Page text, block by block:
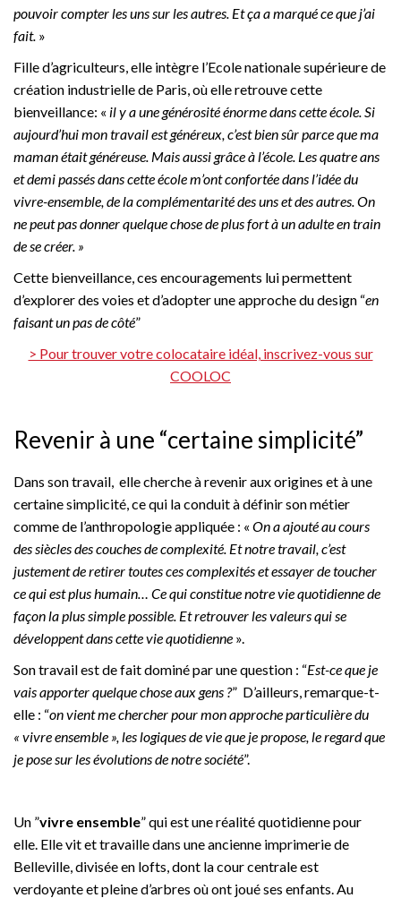
pouvoir compter les uns sur les autres. Et ça a marqué ce que j’ai
fait. »
Fille d’agriculteurs, elle intègre l’Ecole nationale supérieure de
création industrielle de Paris, où elle retrouve cette
bienveillance: « il y a une générosité énorme dans cette école. Si
aujourd’hui mon travail est généreux, c’est bien sûr parce que ma
maman était généreuse. Mais aussi grâce à l’école. Les quatre ans
et demi passés dans cette école m’ont confortée dans l’idée du
vivre-ensemble, de la complémentarité des uns et des autres. On
ne peut pas donner quelque chose de plus fort à un adulte en train
de se créer. »
Cette bienveillance, ces encouragements lui permettent
d’explorer des voies et d’adopter une approche du design “en
faisant un pas de côté”
> Pour trouver votre colocataire idéal, inscrivez-vous sur
COOLOC
Revenir à une “certaine simplicité”
Dans son travail, elle cherche à revenir aux origines et à une
certaine simplicité, ce qui la conduit à définir son métier
comme de l’anthropologie appliquée : « On a ajouté au cours
des siècles des couches de complexité. Et notre travail, c’est
justement de retirer toutes ces complexités et essayer de toucher
ce qui est plus humain… Ce qui constitue notre vie quotidienne de
façon la plus simple possible. Et retrouver les valeurs qui se
développent dans cette vie quotidienne ».
Son travail est de fait dominé par une question : “Est-ce que je
vais apporter quelque chose aux gens ?” D’ailleurs, remarque-t-
elle : “on vient me chercher pour mon approche particulière du
« vivre ensemble », les logiques de vie que je propose, le regard que
je pose sur les évolutions de notre société”.
Un ”vivre ensemble” qui est une réalité quotidienne pour
elle. Elle vit et travaille dans une ancienne imprimerie de
Belleville, divisée en lofts, dont la cour centrale est
verdoyante et pleine d’arbres où ont joué ses enfants. Au